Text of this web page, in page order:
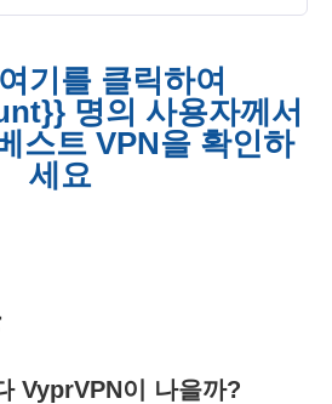
기를 클릭하여
명의 사용자께서
스트 VPN을 확인하
세요
VyprVPN이 나을까?